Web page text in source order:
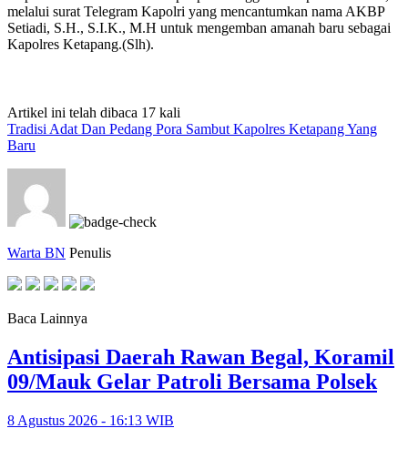
melalui surat Telegram Kapolri yang mencantumkan nama AKBP
Setiadi, S.H., S.I.K., M.H untuk mengemban amanah baru sebagai
Kapolres Ketapang.(Slh).
Artikel ini telah dibaca 17 kali
Tradisi Adat Dan Pedang Pora Sambut Kapolres Ketapang Yang
Baru
Warta BN Penulis
Baca Lainnya
Antisipasi Daerah Rawan Begal, Koramil
09/Mauk Gelar Patroli Bersama Polsek
8 Agustus 2026 - 16:13 WIB